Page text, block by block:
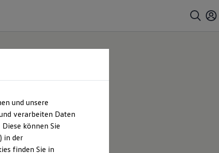
und unsere
verarbeiten Daten
können Sie
in der
finden Sie in